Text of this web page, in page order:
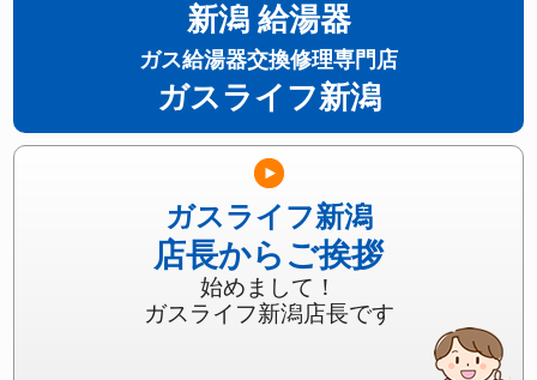
新潟 給湯器
ガス給湯器交換修理専門店
ガスライフ新潟
ガスライフ新潟
店長からご挨拶
始めまして！
ガスライフ新潟店長です